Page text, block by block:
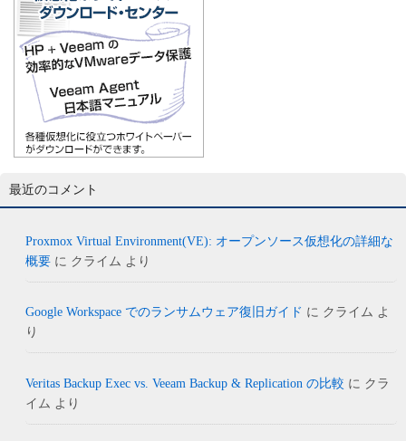
最近のコメント
Proxmox Virtual Environment(VE): オープンソース仮想化の詳細な
概要 に クライム より
Google Workspace でのランサムウェア復旧ガイド に クライム よ
り
Veritas Backup Exec vs. Veeam Backup & Replication の比較 に クラ
イム より